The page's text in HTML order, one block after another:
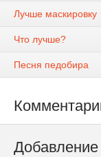
Лучше маскировку
Что лучше?
Песня педобира